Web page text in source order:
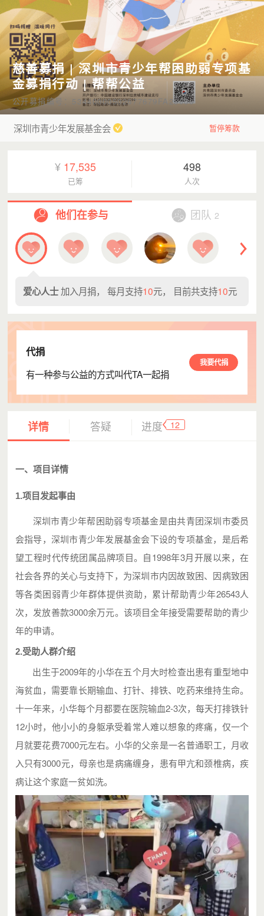
慈善募捐 | 深圳市青少年帮困助弱专项基
金募捐行动 | 帮帮公益
公开募捐编号：53440000502677679FA23006
深圳市青少年发展基金会 暂停筹款
¥ 17,535
已筹
498
人次
他们在参与 团队 2
爱心人士加入月捐， 每月支持10元， 目前共支持10元
代捐
有一种参与公益的方式叫代TA一起捐
我要代捐
详情 答疑 进度 12
一、项目详情
1.项目发起事由
深圳市青少年帮困助弱专项基金是由共青团深圳市委员
会指导，深圳市青少年发展基金会下设的专项基金，是后希
望工程时代传统团属品牌项目。自1998年3月开展以来，在
社会各界的关心与支持下，为深圳市内因故致困、因病致困
等各类困弱青少年群体提供资助，累计帮助青少年26543人
次，发放善款3000余万元。该项目全年接受需要帮助的青少
年的申请。
2.受助人群介绍
出生于2009年的小华在五个月大时检查出患有重型地中
海贫血，需要靠长期输血、打针、排铁、吃药来维持生命。
十一年来，小华每个月都要在医院输血2-3次，每天打排铁针
12小时，他小小的身躯承受着常人难以想象的疼痛，仅一个
月就要花费7000元左右。小华的父亲是一名普通职工，月收
入只有3000元，母亲也是病痛缠身，患有甲亢和颈椎病，疾
病让这个家庭一贫如洗。